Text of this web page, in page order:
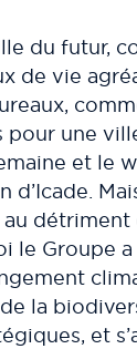
du futur,
de vie
pour une
et le
d’Icade.
détriment
le Groupe
la
et